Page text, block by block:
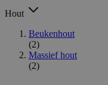
Hout
Beukenhout
(2)
Massief hout
(2)